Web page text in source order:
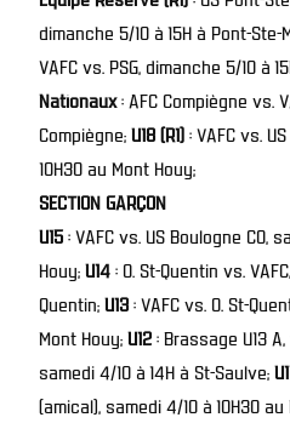
dimanche 5/10 à 15H à Pont-Ste-
VAFC vs. PSG, dimanche 5/10 à
Nationaux: AFC Compiègne vs.
Compiègne; U18 (R1) : VAFC vs.
10H30 au Mont Houy;
SECTION GARÇON
U15 : VAFC vs. US Boulogne CO,
Houy; U14 : O. St-Quentin vs.
Quentin; U13 : VAFC vs. O. St-
Mont Houy; U12 : Brassage U13
samedi 4/10 à 14H à St-Saulve;
(amical), samedi 4/10 à 10H30